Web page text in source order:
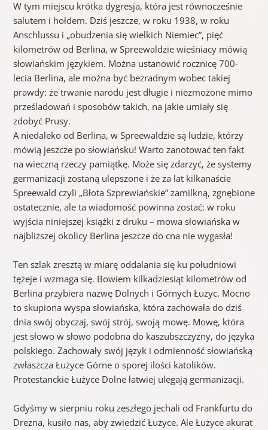
W tym miejscu krótka dygresja, która jest równocześnie
salutem i hołdem. Dziś jeszcze, w roku 1938, w roku
Anschlussu i „obudzenia się wielkich Niemiec”, pięć
kilometrów od Berlina, w Spreewaldzie wieśniacy mówią
słowiańskim językiem. Można ustanowić rocznicę 700-
lecia Berlina, ale można być bezradnym wobec takiej
prawdy: że trwanie narodu jest długie i niezmożone mimo
prześladowań i sposobów takich, na jakie umiały się
zdobyć Prusy.
A niedaleko od Berlina, w Spreewaldzie są ludzie, którzy
mówią jeszcze po słowiańsku! Warto zanotować ten fakt
na wieczną rzeczy pamiątkę. Może się zdarzyć, że systemy
germanizacji zostaną ulepszone i że za lat kilkanaście
Spreewald czyli „Błota Szprewiańskie” zamilkną, zgnębione
ostatecznie, ale ta wiadomość powinna zostać: w roku
wyjścia niniejszej książki z druku – mowa słowiańska w
najbliższej okolicy Berlina jeszcze do cna nie wygasła!
Ten szlak zresztą w miarę oddalania się ku południowi
tężeje i wzmaga się. Bowiem kilkadziesiąt kilometrów od
Berlina przybiera nazwę Dolnych i Górnych Łużyc. Mocno
to skupiona wyspa słowiańska, która zachowała do dziś
dnia swój obyczaj, swój strój, swoją mowę. Mowę, która
jest słowo w słowo podobna do kaszubszczyzny, do języka
polskiego. Zachowały swój język i odmienność słowiańską
zwłaszcza Łużyce Górne o sporej ilości katolików.
Protestanckie Łużyce Dolne łatwiej ulegają germanizacji.
Gdyśmy w sierpniu roku zeszłego jechali od Frankfurtu do
Drezna, kusiło nas, aby zwiedzić Łużyce. Ale Łużyce akurat